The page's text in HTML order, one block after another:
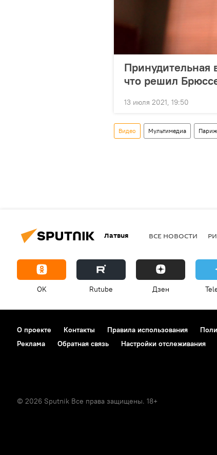
Принудительная
что решил
13 июля 2021, 19:50
Видео Мультимедиа Париж
Латвия ВСЕ НОВОСТИ
OK Rutube Дзен
О проекте Контакты Правила использования
Реклама
Обратная связь Настройки отслеживания
© 2026 Sputnik Все права защищены. 18+